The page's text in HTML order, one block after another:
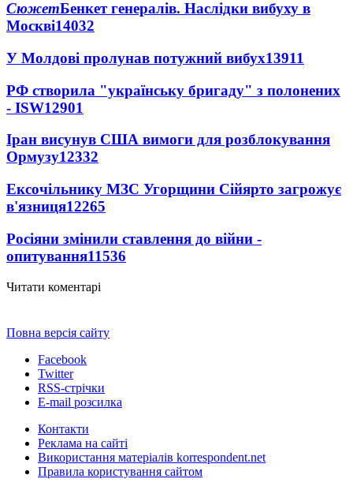
СюжетБенкет генералів. Наслідки вибуху в
Москві14032
У Молдові пролунав потужний вибух13911
РФ створила "українську бригаду" з полонених
- ISW12901
Іран висунув США вимоги для розблокування
Ормузу12332
Ексочільнику МЗС Угорщини Сійярто загрожує
в'язниця12265
Росіяни змінили ставлення до війни -
опитування11536
Читати коментарі
Повна версія сайту
Facebook
Twitter
RSS-стрічки
E-mail розсилка
Контакти
Реклама на сайті
Використання матеріалів korrespondent.net
Правила користування сайтом